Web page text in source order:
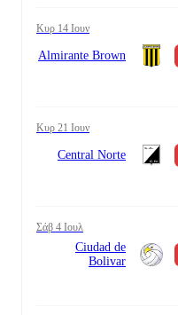
Κυρ 14 Ιουν
Almirante Brown
Κυρ 21 Ιουν
Central Norte
Σάβ 4 Ιουλ
Ciudad de
Bolivar